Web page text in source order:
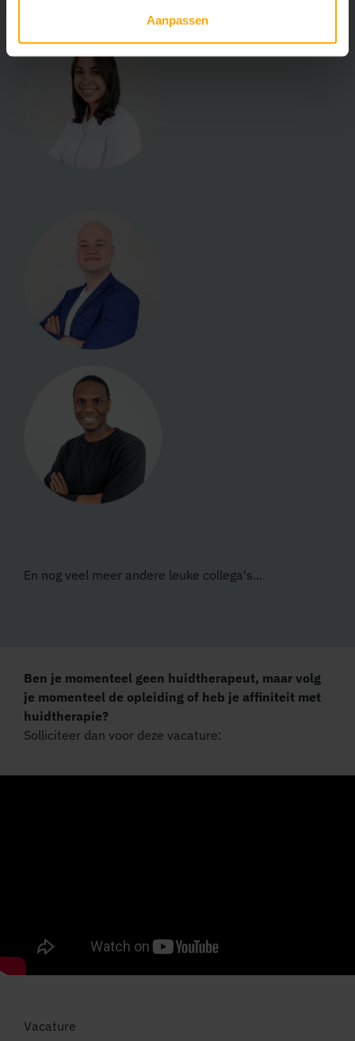
Aanpassen
En nog veel meer andere leuke collega's...
Ben je momenteel geen huidtherapeut, maar volg
je momenteel de opleiding of heb je affiniteit met
huidtherapie?
Solliciteer dan voor deze vacature:
Vacature